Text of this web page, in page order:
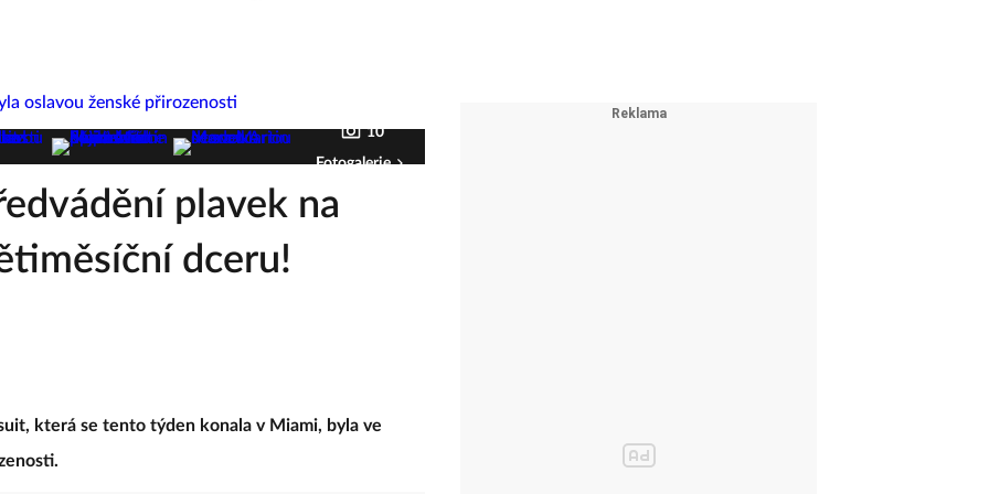
10
Fotogalerie
plavek na
dceru!
která se tento týden konala v Miami, byla ve